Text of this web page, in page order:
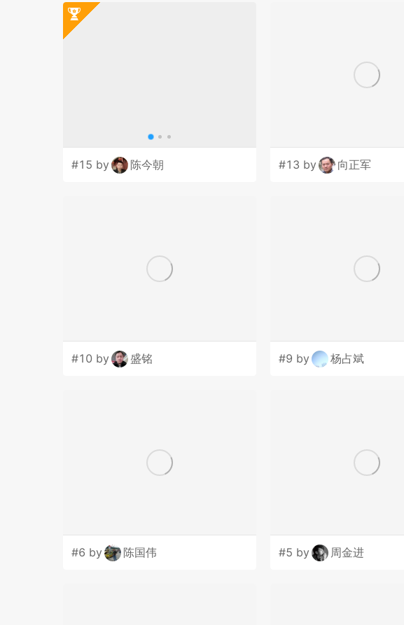
#15 by 陈今朝 #13 by 向正军
#10 by 盛铭 #9 by 杨占斌
#6 by 陈国伟 #5 by 周金进